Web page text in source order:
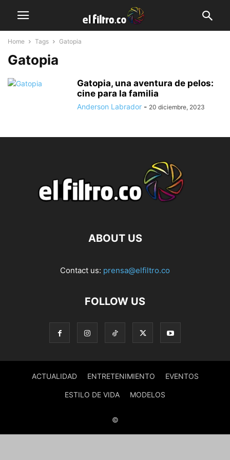
Home Tags Gatopia
Gatopia
Gatopia, una aventura de pelos:
cine para la familia
Anderson Labrador - 20 diciembre, 2023
ABOUT US
Contact us: prensa@elfiltro.co
FOLLOW US
ACTUALIDAD ENTRETENIMIENTO EVENTOS
ESTILO DE VIDA MODELOS
©